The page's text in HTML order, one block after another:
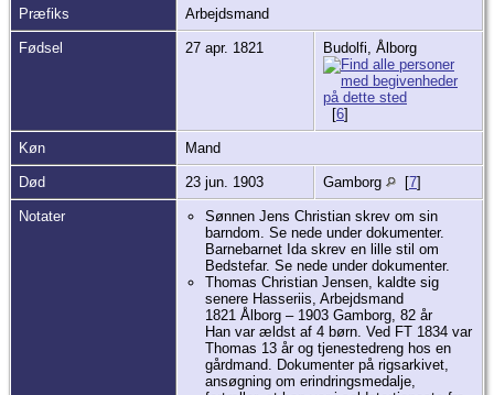
Præfiks Arbejdsmand
Fødsel 27 apr. 1821 Budolfi, Ålborg
[6]
Køn Mand
Død 23 jun. 1903 Gamborg [7]
Notater
Sønnen Jens Christian skrev om sin
barndom. Se nede under dokumenter.
Barnebarnet Ida skrev en lille stil om
Bedstefar. Se nede under dokumenter.
Thomas Christian Jensen, kaldte sig
senere Hasseriis, Arbejdsmand
1821 Ålborg – 1903 Gamborg, 82 år
Han var ældst af 4 børn. Ved FT 1834 var
Thomas 13 år og tjenestedreng hos en
gårdmand. Dokumenter på rigsarkivet,
ansøgning om erindringsmedalje,